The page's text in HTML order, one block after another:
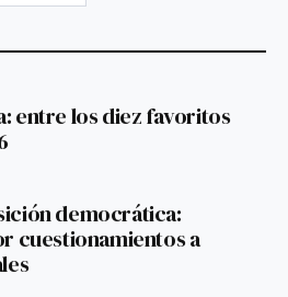
entre los diez favoritos
democrática:
cuestionamientos a